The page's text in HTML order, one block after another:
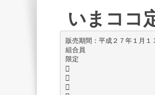
いまココ
販売期間：平成２７年１月１
組合員
限定


